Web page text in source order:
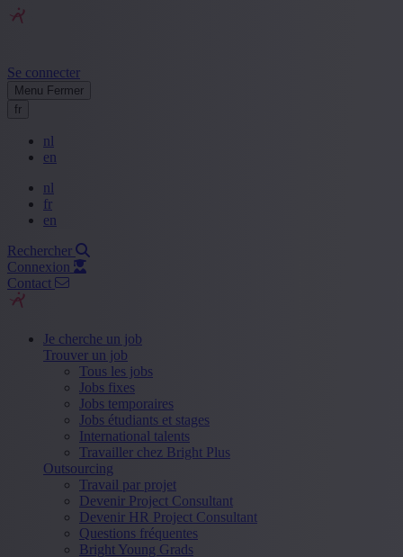
Se connecter
Menu Fermer
fr
nl
en
nl
fr
en
Rechercher
Connexion
Contact
Je cherche un job
Trouver un job
Tous les jobs
Jobs fixes
Jobs temporaires
Jobs étudiants et stages
International talents
Travailler chez Bright Plus
Outsourcing
Travail par projet
Devenir Project Consultant
Devenir HR Project Consultant
Questions fréquentes
Bright Young Grads